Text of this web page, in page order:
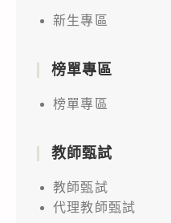
新生專區
榜單專區
榜單專區
教師甄試
教師甄試
代理教師甄試